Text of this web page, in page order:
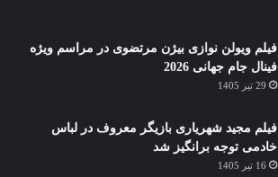
فیلم ویولن نوازی بیژن مرتضوی در مراسم ویژه
فینال جام جهانی 2026
29 تیر 1405
فیلم مجید شهریاری بازیگر معروف در لباس
خادمی توجه برانگیز شد
16 تیر 1405